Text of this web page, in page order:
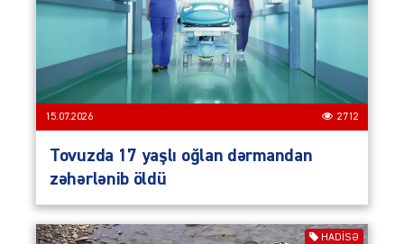
15.07.2026 2712
Tovuzda 17 yaşlı oğlan dərmandan
zəhərlənib öldü
HADISƏ